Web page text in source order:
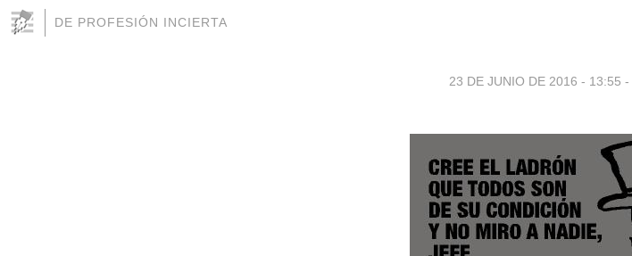
DE PROFESIÓN INCIERTA
23 DE JUNIO DE 2016 - 13:55 -